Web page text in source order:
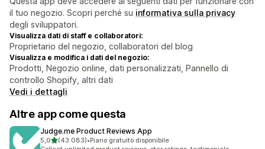
il tuo negozio. Scopri perché su informativa sulla privacy
degli sviluppatori.
Visualizza dati di staff e collaboratori:
Proprietario del negozio, collaboratori del blog
Visualizza e modifica i dati del negozio:
Prodotti, Negozio online, dati personalizzati, Pannello di
controllo Shopify, altri dati
Vedi i dettagli
Altre app come questa
Judge.me Product Reviews App
5,0stelle su 5
(43.083)
43083 recensioni totali
•Piano gratuito disponibile